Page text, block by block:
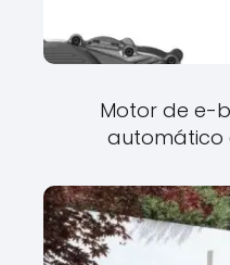
Motor de e-
automático